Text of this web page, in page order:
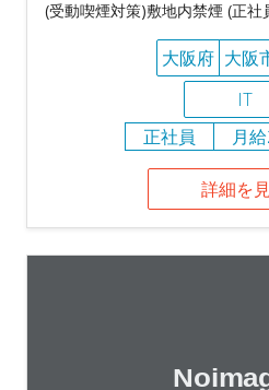
(受動喫煙対策)敷地内禁煙 (正社
大阪府 大阪
IT
正社員
月
詳細を